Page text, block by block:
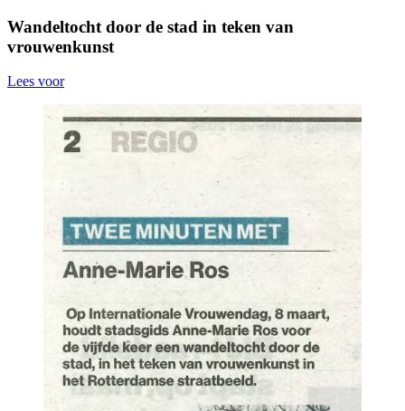
Wandeltocht door de stad in teken van
vrouwenkunst
Lees voor